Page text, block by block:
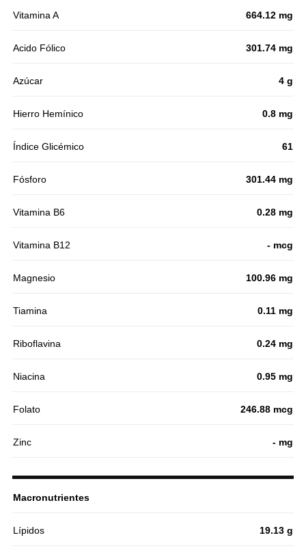
Vitamina A 664.12 mg
Acido Fólico 301.74 mg
Azúcar 4 g
Hierro Hemínico 0.8 mg
Índice Glicémico 61
Fósforo 301.44 mg
Vitamina B6 0.28 mg
Vitamina B12 - mcg
Magnesio 100.96 mg
Tiamina 0.11 mg
Riboflavina 0.24 mg
Niacina 0.95 mg
Folato 246.88 mcg
Zinc - mg
Macronutrientes
Lípidos 19.13 g